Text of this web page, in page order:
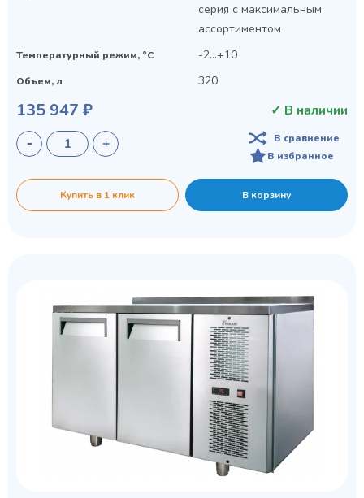
серия с максимальным
ассортиментом
Температурный режим, °C -2...+10
Объем, л 320
135 947 ₽ ✓ В наличии
В сравнение
В избранное
Купить в 1 клик В корзину